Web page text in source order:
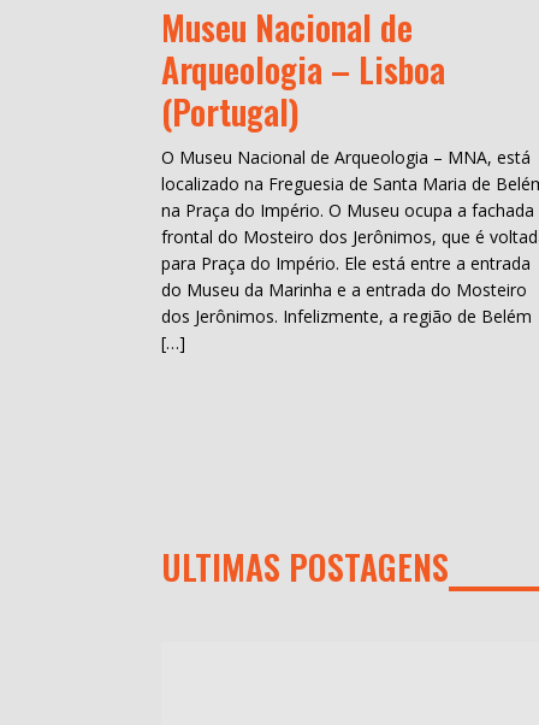
Museu Nacional de
Arqueologia – Lisboa
(Portugal)
O Museu Nacional de Arqueologia – MNA, está
localizado na Freguesia de Santa Maria de
na Praça do Império. O Museu ocupa a fachada
frontal do Mosteiro dos Jerônimos, que é
para Praça do Império. Ele está entre a entrada
do Museu da Marinha e a entrada do Mosteiro
dos Jerônimos. Infelizmente, a região de Belém
[…]
ULTIMAS POSTAGENS